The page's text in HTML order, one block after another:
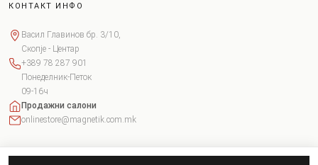
КОНТАКТ ИНФО
Васил Главинов бр. 3/10,
Скопје - Центар
+389 78 287 901
Понеделник-Петок
09-16ч
Продажни салони
onlinestore@magnetik.com.mk